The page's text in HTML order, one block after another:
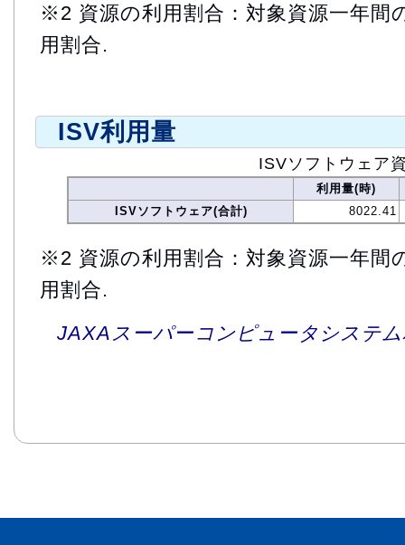
※2 資源の利用割合：対象資源一年間
用割合.
ISV利用量
ISVソフトウェア
利用量(時)
ISVソフトウェア(合計)
8022.41
※2 資源の利用割合：対象資源一年間
用割合.
JAXAスーパーコンピュータシステ